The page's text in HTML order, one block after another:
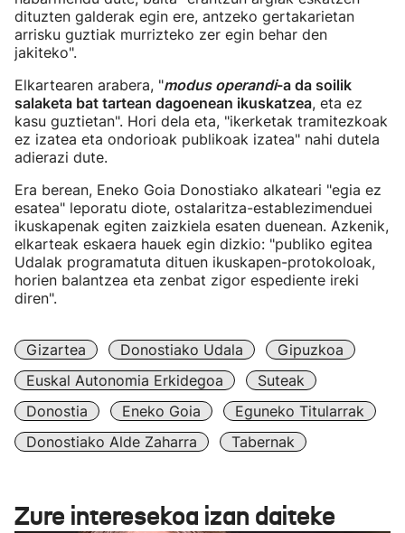
dituzten galderak egin ere, antzeko gertakarietan
arrisku guztiak murrizteko zer egin behar den
jakiteko".
Elkartearen arabera, "modus operandi-a da soilik
salaketa bat tartean dagoenean ikuskatzea, eta ez
kasu guztietan". Hori dela eta, "ikerketak tramitezkoak
ez izatea eta ondorioak publikoak izatea" nahi dutela
adierazi dute.
Era berean, Eneko Goia Donostiako alkateari "egia ez
esatea" leporatu diote, ostalaritza-establezimenduei
ikuskapenak egiten zaizkiela esaten duenean. Azkenik,
elkarteak eskaera hauek egin dizkio: "publiko egitea
Udalak programatuta dituen ikuskapen-protokoloak,
horien balantzea eta zenbat zigor espediente ireki
diren".
Gizartea Donostiako Udala
Gipuzkoa
Euskal Autonomia Erkidegoa
Suteak
Donostia
Eneko Goia
Eguneko Titularrak
Donostiako Alde Zaharra
Tabernak
Zure interesekoa izan daiteke